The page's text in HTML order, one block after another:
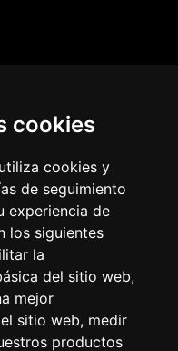
cookies
cookies y
de seguimiento
experiencia de
los siguientes
la
del sitio web,
mejor
sitio web, medir
productos